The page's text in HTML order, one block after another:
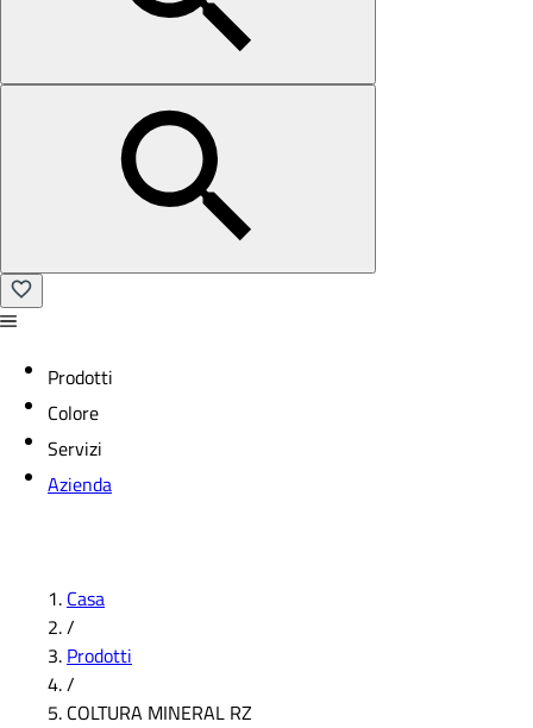
Prodotti
Colore
Servizi
Azienda
Casa
/
Prodotti
/
COLTURA MINERAL RZ